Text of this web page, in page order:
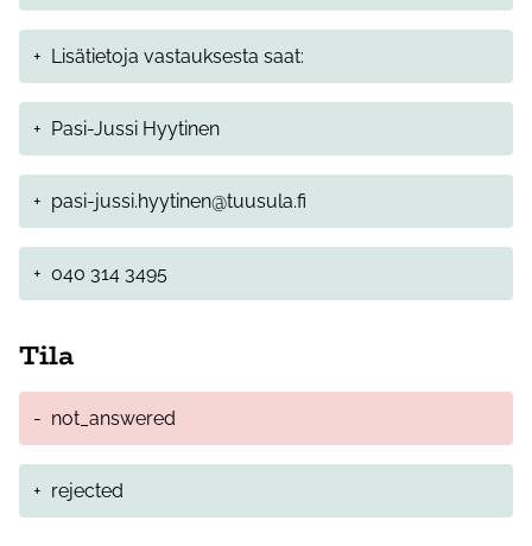
+ Lisätietoja vastauksesta saat:
+ Pasi-Jussi Hyytinen
+ pasi-jussi.hyytinen@tuusula.fi
+ 040 314 3495
Tila
- not_answered
+ rejected